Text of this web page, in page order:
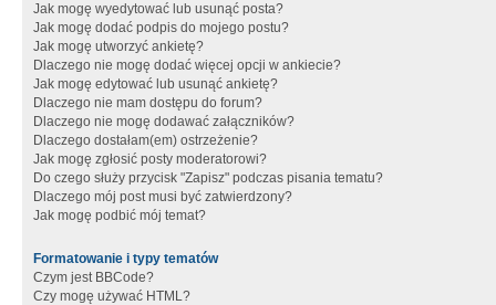
Jak mogę wyedytować lub usunąć posta?
Jak mogę dodać podpis do mojego postu?
Jak mogę utworzyć ankietę?
Dlaczego nie mogę dodać więcej opcji w ankiecie?
Jak mogę edytować lub usunąć ankietę?
Dlaczego nie mam dostępu do forum?
Dlaczego nie mogę dodawać załączników?
Dlaczego dostałam(em) ostrzeżenie?
Jak mogę zgłosić posty moderatorowi?
Do czego służy przycisk "Zapisz" podczas pisania tematu?
Dlaczego mój post musi być zatwierdzony?
Jak mogę podbić mój temat?
Formatowanie i typy tematów
Czym jest BBCode?
Czy mogę używać HTML?